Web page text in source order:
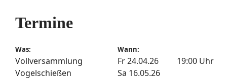
Termine
Was: Wann:
Vollversammlung
Fr 24.04.26 19:00 Uhr
Vogelschießen
Sa 16.05.26